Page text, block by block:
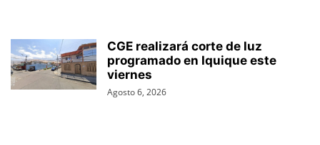
CGE realizará corte de luz
programado en Iquique este
viernes
Agosto 6, 2026